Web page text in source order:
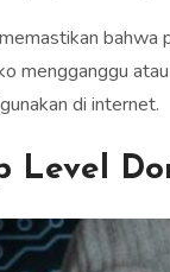
bahwa
mengganggu
di internet.
Level